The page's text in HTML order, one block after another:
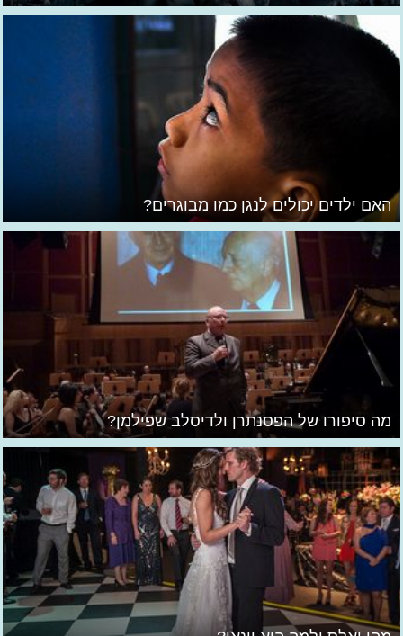
האם ילדים יכולים לנגן כמו מבוגרים?
מה סיפורו של הפסנתרן ולדיסלב שפילמן?